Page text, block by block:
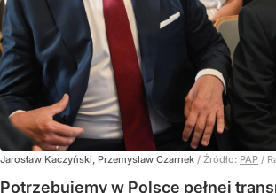
Jarosław Kaczyński, Przemysław Czarnek / Źródło: PAP /
Potrzebujemy w Polsce pełnej